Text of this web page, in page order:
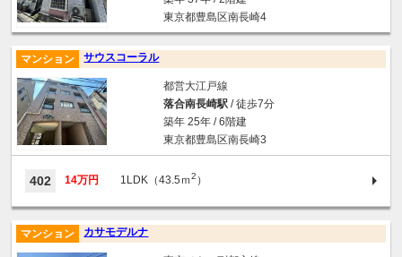
東京都豊島区南長崎4
サウスコーラル
マンション
都営大江戸線
落合南長崎駅/ 徒歩7分
築年 25年 / 6階建
東京都豊島区南長崎3
402 14万円 1LDK（43.5ｍ2 ）
カサモデルナ
マンション